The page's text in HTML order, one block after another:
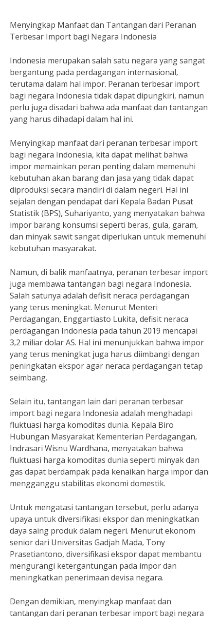
Menyingkap Manfaat dan Tantangan dari Peranan
Terbesar Import bagi Negara Indonesia
Indonesia merupakan salah satu negara yang sangat
bergantung pada perdagangan internasional,
terutama dalam hal impor. Peranan terbesar import
bagi negara Indonesia tidak dapat dipungkiri, namun
perlu juga disadari bahwa ada manfaat dan tantangan
yang harus dihadapi dalam hal ini.
Menyingkap manfaat dari peranan terbesar import
bagi negara Indonesia, kita dapat melihat bahwa
impor memainkan peran penting dalam memenuhi
kebutuhan akan barang dan jasa yang tidak dapat
diproduksi secara mandiri di dalam negeri. Hal ini
sejalan dengan pendapat dari Kepala Badan Pusat
Statistik (BPS), Suhariyanto, yang menyatakan bahwa
impor barang konsumsi seperti beras, gula, garam,
dan minyak sawit sangat diperlukan untuk memenuhi
kebutuhan masyarakat.
Namun, di balik manfaatnya, peranan terbesar import
juga membawa tantangan bagi negara Indonesia.
Salah satunya adalah defisit neraca perdagangan
yang terus meningkat. Menurut Menteri
Perdagangan, Enggartiasto Lukita, defisit neraca
perdagangan Indonesia pada tahun 2019 mencapai
3,2 miliar dolar AS. Hal ini menunjukkan bahwa impor
yang terus meningkat juga harus diimbangi dengan
peningkatan ekspor agar neraca perdagangan tetap
seimbang.
Selain itu, tantangan lain dari peranan terbesar
import bagi negara Indonesia adalah menghadapi
fluktuasi harga komoditas dunia. Kepala Biro
Hubungan Masyarakat Kementerian Perdagangan,
Indrasari Wisnu Wardhana, menyatakan bahwa
fluktuasi harga komoditas dunia seperti minyak dan
gas dapat berdampak pada kenaikan harga impor dan
mengganggu stabilitas ekonomi domestik.
Untuk mengatasi tantangan tersebut, perlu adanya
upaya untuk diversifikasi ekspor dan meningkatkan
daya saing produk dalam negeri. Menurut ekonom
senior dari Universitas Gadjah Mada, Tony
Prasetiantono, diversifikasi ekspor dapat membantu
mengurangi ketergantungan pada impor dan
meningkatkan penerimaan devisa negara.
Dengan demikian, menyingkap manfaat dan
tantangan dari peranan terbesar import bagi negara